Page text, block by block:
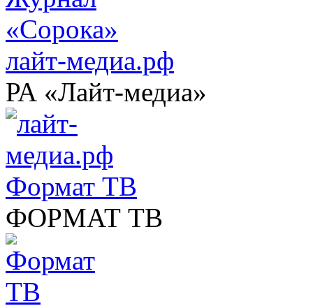
лайт-медиа.рф
РА «Лайт-медиа»
Формат ТВ
ФОРМАТ ТВ